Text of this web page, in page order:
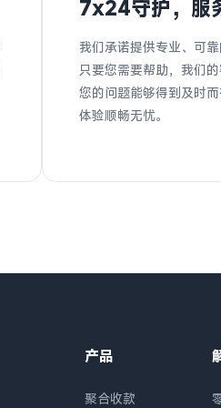
7x24守护，服
我们承诺提供专业、可靠
只要您需要帮助，我们
您的问题能够得到及时
体验顺畅无忧。
产品
聚合收款